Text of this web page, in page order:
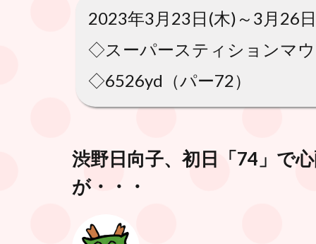
2023年3月23日(木)～3月26
◇スーパースティションマ
◇6526yd（パー72）
渋野日向子、初日「74」で
が・・・